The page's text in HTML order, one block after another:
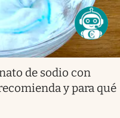
de sodio con
y para qué